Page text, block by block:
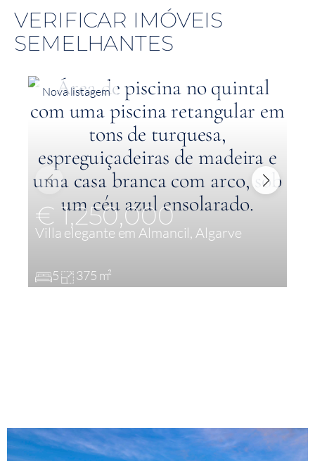
VERIFICAR IMÓVEIS
SEMELHANTES
€ 1,250,000
Villa elegante em Almancil, Algarve
5 375 m²
Nova listagem